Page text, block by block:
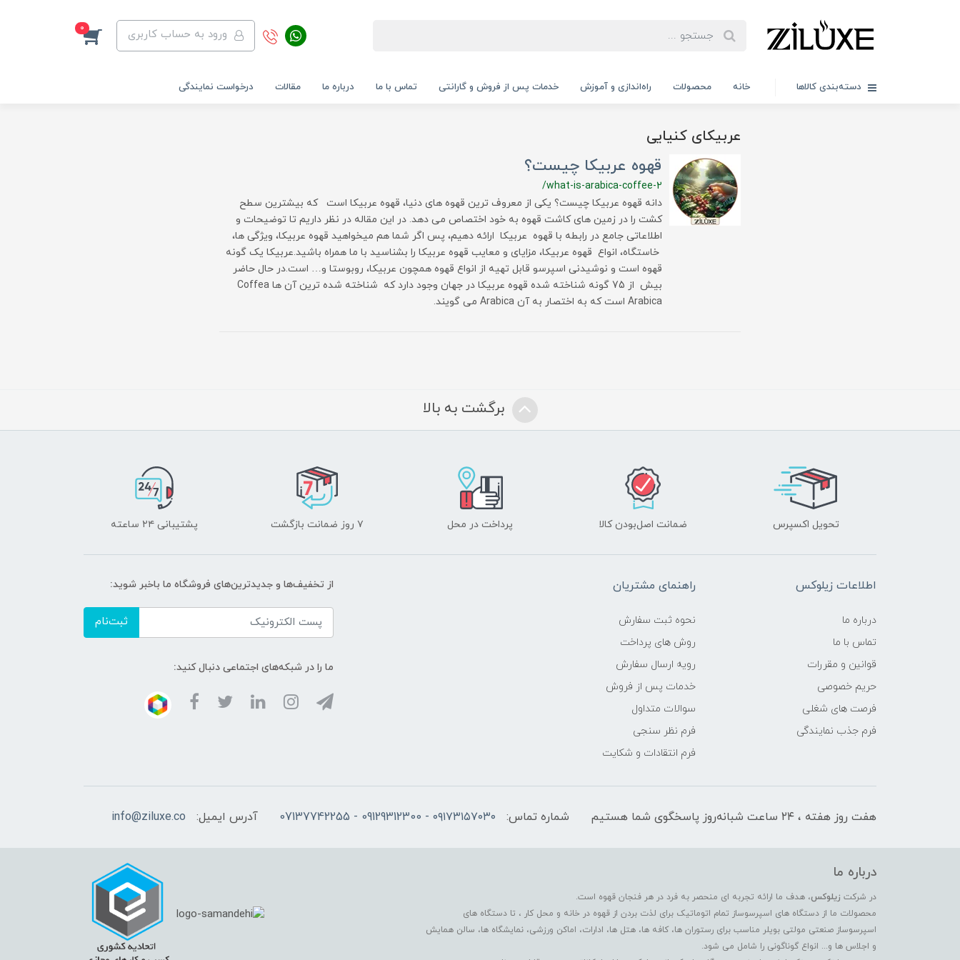
ورود به حساب کاربری 0
دسته‌بندی کالاها خانه محصولات راه‌اندازی و آموزش خدمات پس از فروش و گارانتی تماس با ما درباره ما مقالات درخواست نمایندگی
عربیکای کنیایی
قهوه عربیکا چیست؟
/what-is-arabica-coffee-2
دانه قهوه عربیکا چیست؟ یکی از معروف ترین قهوه های دنیا، قهوه عربیکا است که بیشترین سطح
کشت را در زمین های کاشت قهوه به خود اختصاص می دهد. در این مقاله در نظر داریم تا توضیحات و
اطلاعاتی جامع در رابطه با قهوه عربیکا ارائه دهیم، پس اگر شما هم میخواهید قهوه عربیکا، ویژگی ها،
خاستگاه، انواع قهوه عربیکا، مزایای و معایب قهوه عربیکا را بشناسید با ما همراه باشید.عربیکا یک گونه
قهوه است و نوشیدنی اسپرسو قابل تهیه از انواع قهوه همچون عربیکا، روبوستا و… است.در حال حاضر
بیش از 75 گونه شناخته شده قهوه عربیکا در جهان وجود دارد که شناخته شده ترین آن ها Coffea
Arabica است که به اختصار به آن Arabica می گویند.
برگشت به بالا
تحویل اکسپرس ضمانت اصل‌بودن کالا پرداخت در محل ۷ روز ضمانت بازگشت پشتیبانی ۲۴ ساعته
اطلاعات زیلوکس
درباره ما
تماس با ما
قوانین و مقررات
حریم خصوصی
فرصت های شغلی
فرم جذب نمایندگی
راهنمای مشتریان
نحوه ثبت سفارش
روش های پرداخت
رویه ارسال سفارش
خدمات پس از فروش
سوالات متداول
فرم نظر سنجی
فرم انتقادات و شکایت
از تخفیف‌ها و جدیدترین‌های فروشگاه ما باخبر شوید:
ثبت‌نام
ما را در شبکه‌های اجتماعی دنبال کنید:
هفت روز هفته ، ۲۴ ساعت شبانه‌روز پاسخگوی شما هستیم شماره تماس: ۰۹۱۷۳۱۵۷۰۳۰ - 09129312300 - 07137742255 آدرس ایمیل: info@ziluxe.co
درباره ما
در شرکت زیلوکس، هدف ما ارائه تجربه ای منحصر به فرد در هر فنجان قهوه است.
محصولات ما از دستگاه های اسپرسوساز تمام اتوماتیک برای لذت بردن از قهوه در خانه و محل کار ، تا دستگاه های
اسپرسوساز صنعتی مولتی بویلر مناسب برای رستوران ها، کافه ها، هتل ها، ادارات، اماکن ورزشی، نمایشگاه ها، سالن همایش
و اجلاس ها و... انواع گوناگونی را شامل می شود.